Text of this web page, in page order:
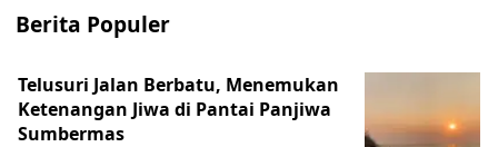
Berita Populer
Telusuri Jalan Berbatu, Menemukan
Ketenangan Jiwa di Pantai Panjiwa
Sumbermas